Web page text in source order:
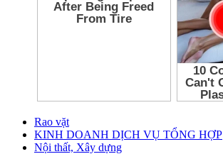
Rao vặt
KINH DOANH DỊCH VỤ TỔNG HỢP
Nội thất, Xây dựng